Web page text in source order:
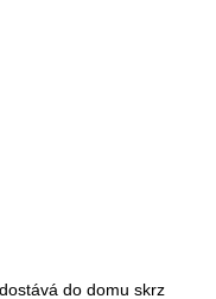
do domu skrz